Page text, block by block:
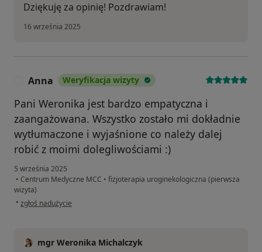
Dziękuję za opinię! Pozdrawiam!
16 września 2025
Anna Weryfikacja wizyty
Pani Weronika jest bardzo empatyczna i
zaangażowana. Wszystko zostało mi dokładnie
wytłumaczone i wyjaśnione co należy dalej
robić z moimi dolegliwościami :)
5 września 2025
• Centrum Medyczne MCC • fizjoterapia uroginekologiczna (pierwsza
wizyta)
• w opinii użytkownika Anna
zgłoś nadużycie
mgr Weronika Michalczyk